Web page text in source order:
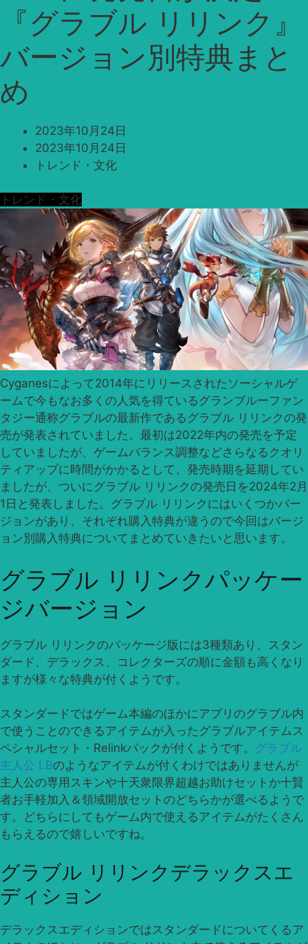
『グラブル リリンク』
バージョン別特典まと
め
2023年10月24日
2023年10月24日
トレンド・文化
トレンド・文化
Cyganesによって2014年にリリースされたソーシャルゲ
ームで今もなお多くの人気を得ているグランブルーファン
タジー通称グラブルの最新作であるグラブル リリンクの発
売が発表されていました。最初は2022年内の発売を予定
していましたが、ゲームバランス調整などさらなるクオリ
ティアップに時間がかかるとして、発売時期を延期してい
ましたが、ついにグラブル リリンクの発売日を2024年2月
1日と発表しました。グラブル リリンクにはいくつかバー
ジョンがあり、それぞれ購入特典が違うので今回はバージ
ョン別購入特典についてまとめていきたいと思います。
グラブル リリンクパッケー
ジバージョン
グラブル リリンクのパッケージ版には3種類あり、スタン
ダード、デラックス、コレクターズの順に金額も高くなり
ますが様々な特典が付くようです。
スタンダードではゲーム本編のほかにアプリのグラブル内
で使うことのできるアイテムが入ったグラブルアイテムス
ペシャルセット・Relinkパックが付くようです。 グラブル
主人公 LBのようなアイテムが付くわけではありませんが
主人公の専用スキンや十天衆限界超越お助けセットか十賢
者お手軽加入＆領域開放セットのどちらかが選べるようで
す。どちらにしてもゲーム内で使えるアイテムがたくさん
もらえるので嬉しいですね。
グラブル リリンクデラックスエ
ディション
デラックスエディションではスタンダードについてくるア